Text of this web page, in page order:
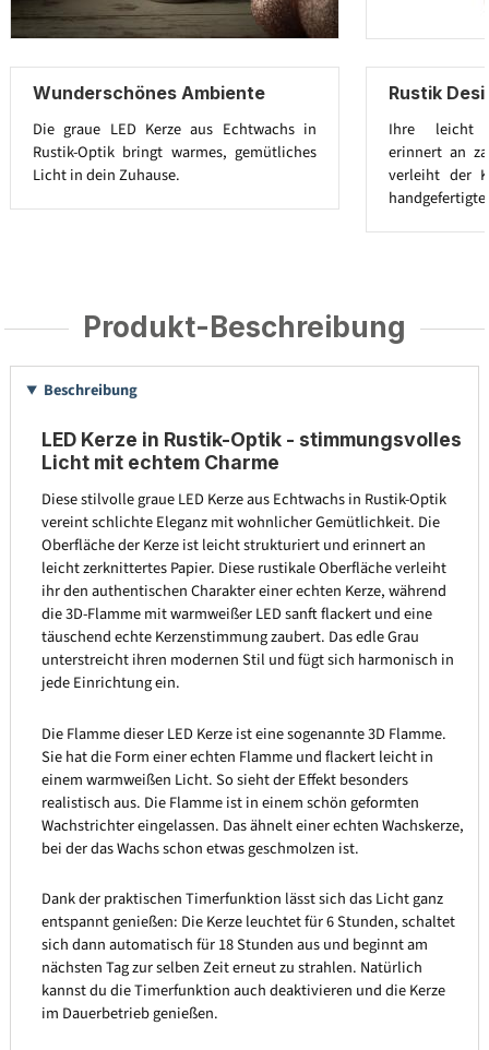
Wunderschönes Ambiente
Die graue LED Kerze aus Echtwachs in
Rustik-Optik bringt warmes, gemütliches
Licht in dein Zuhause.
Rustik
Ihre leicht
erinnert an
verleiht der
Produkt-Beschreibung
Beschreibung
LED Kerze in Rustik-Optik - stimmungsvolles
Licht mit echtem Charme
Diese stilvolle graue LED Kerze aus Echtwachs in Rustik-Optik
vereint schlichte Eleganz mit wohnlicher Gemütlichkeit. Die
Oberfläche der Kerze ist leicht strukturiert und erinnert an
leicht zerknittertes Papier. Diese rustikale Oberfläche verleiht
ihr den authentischen Charakter einer echten Kerze, während
die 3D-Flamme mit warmweißer LED sanft flackert und eine
täuschend echte Kerzenstimmung zaubert. Das edle Grau
unterstreicht ihren modernen Stil und fügt sich harmonisch in
jede Einrichtung ein.
Die Flamme dieser LED Kerze ist eine sogenannte 3D Flamme.
Sie hat die Form einer echten Flamme und flackert leicht in
einem warmweißen Licht. So sieht der Effekt besonders
realistisch aus. Die Flamme ist in einem schön geformten
Wachstrichter eingelassen. Das ähnelt einer echten Wachskerze,
bei der das Wachs schon etwas geschmolzen ist.
Dank der praktischen Timerfunktion lässt sich das Licht ganz
entspannt genießen: Die Kerze leuchtet für 6 Stunden, schaltet
sich dann automatisch für 18 Stunden aus und beginnt am
nächsten Tag zur selben Zeit erneut zu strahlen. Natürlich
kannst du die Timerfunktion auch deaktivieren und die Kerze
im Dauerbetrieb genießen.